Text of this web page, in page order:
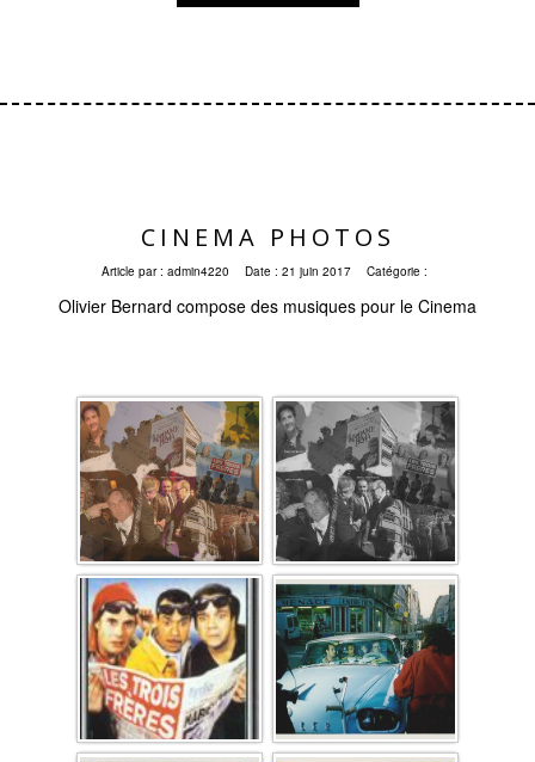
CINEMA PHOTOS
Article par : admin4220 Date : 21 juin 2017 Catégorie :
Olivier Bernard compose des musiques pour le Cinema